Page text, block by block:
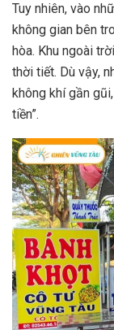
Tuy nhiên, vào
không gian bên
hòa. Khu ngoài
thời tiết. Dù vậy,
không khí gần
tiền”.